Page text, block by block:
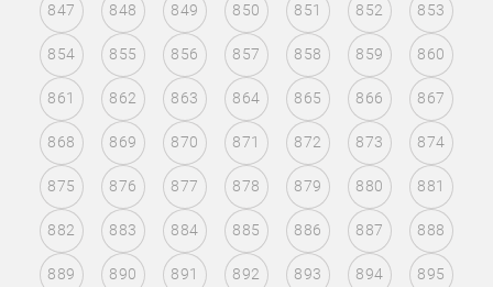
847 848 849 850 851 852 853
854 855 856 857 858 859 860
861 862 863 864 865 866 867
868 869 870 871 872 873 874
875 876 877 878 879 880 881
882 883 884 885 886 887 888
889 890 891 892 893 894 895